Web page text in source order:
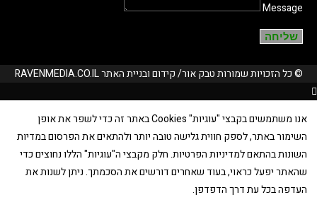
Message
שליחה
© כל הזכויות שמורות טבק אור/ קידום ובניית האתר RAVENMEDIA.CO.IL
אנו משתמשים בקבצי "עוגיות" Cookies באתר זה כדי לשפר את אופן
השימור באתר, לספק חווית גלישה טובה יותר ולהתאים את הפרסום במדיות
השונות בהתאם למדיניות הפרטיות. חלק מקבצי ה"עוגיות" הללו נחוצים כדי
שהאתר יפעל כראוי, בעוד שאחרים דורשים את הסכמתך. ניתן לשנות את
העדפה בכל עת דרך הדפדפן.